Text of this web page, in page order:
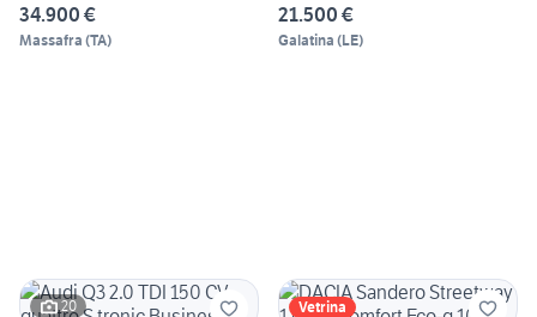
34.900 €
Massafra (TA)
21.500 €
Galatina (LE)
20 Vetrina